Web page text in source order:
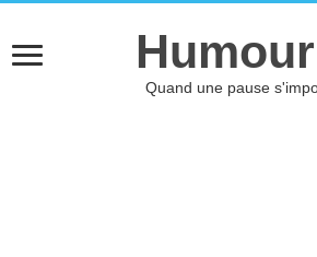
Quand une pause